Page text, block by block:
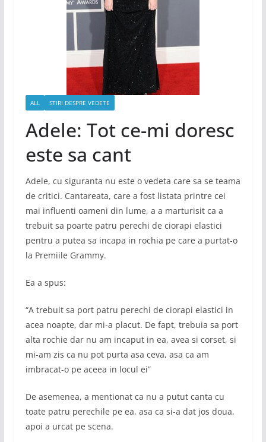
ALL STIRI DESPRE VEDETE
Adele: Tot ce-mi doresc
este sa cant
Adele, cu siguranta nu este o vedeta care sa se teama
de critici. Cantareata, care a fost listata printre cei
mai influenti oameni din lume, a a marturisit ca a
trebuit sa poarte patru perechi de ciorapi elastici
pentru a putea sa incapa in rochia pe care a purtat-o
la Premiile Grammy.
Ea a spus:
“A trebuit sa port patru perechi de ciorapi elastici in
acea noapte, dar mi-a placut. De fapt, trebuia sa port
alta rochie dar nu am incaput in ea, avea si corset, si
mi-am zis ca nu pot purta asa ceva, asa ca am
imbracat-o pe aceea in locul ei”
De asemenea, a mentionat ca nu a putut canta cu
toate patru perechile pe ea, asa ca si-a dat jos doua,
apoi a urcat pe scena.